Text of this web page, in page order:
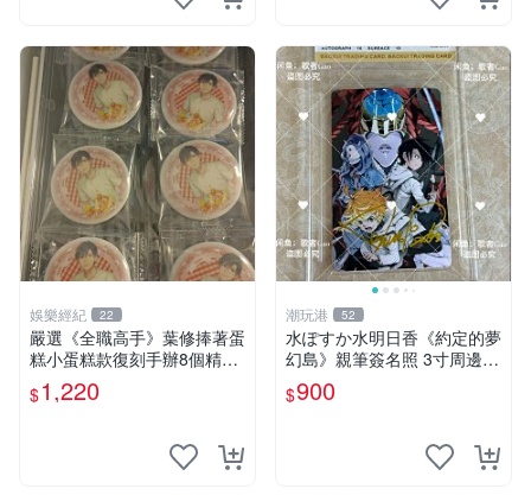
娛樂經紀 22
嚴選《全職高手》葉修捧著蛋
糕小蛋糕款復刻手辦8個精品
收藏 心耀共鳴 葉修 古早蛋糕
$1,220
潮玩港 52
水ぽすか水明日香《約定的夢
幻島》親筆簽名照 3寸周邊照
片 簽名真跡 約束のネバーラ
ンド 周邊 照片收藏 水明日香
$900